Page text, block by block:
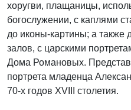
хоругви, плащаницы,
богослужении, с каплями
до иконы-картины; а также
залов, с царскими
Дома Романовых.
портрета младенца
70-х годов XVIII столетия.